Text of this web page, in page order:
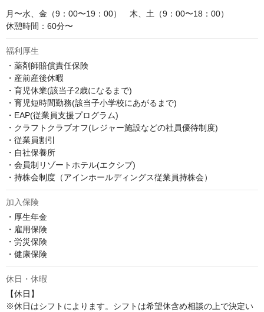
月〜水、金（9：00〜19：00）　木、土（9：00〜18：00）
休憩時間：60分〜
福利厚生
・薬剤師賠償責任保険
・産前産後休暇
・育児休業(該当子2歳になるまで)
・育児短時間勤務(該当子小学校にあがるまで)
・EAP(従業員支援プログラム)
・クラフトクラブオフ(レジャー施設などの社員優待制度)
・従業員割引
・自社保養所
・会員制リゾートホテル(エクシブ)
・持株会制度（アインホールディングス従業員持株会）
加入保険
・厚生年金
・雇用保険
・労災保険
・健康保険
休日・休暇
【休日】
※休日はシフトによります。シフトは希望休含め相談の上で決定い